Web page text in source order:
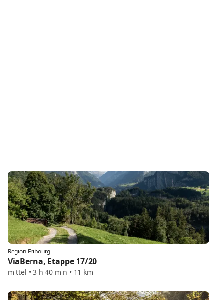
Region Fribourg
ViaBerna, Etappe 17/20
mittel • 3 h 40 min • 11 km